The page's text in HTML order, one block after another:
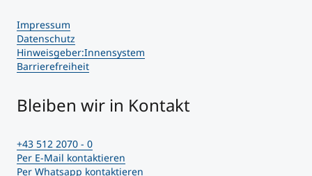
Impressum
Datenschutz
Hinweisgeber:Innensystem
Barrierefreiheit
Bleiben wir in Kontakt
+43 512 2070 - 0
Per E-Mail kontaktieren
Per Whatsapp kontaktieren